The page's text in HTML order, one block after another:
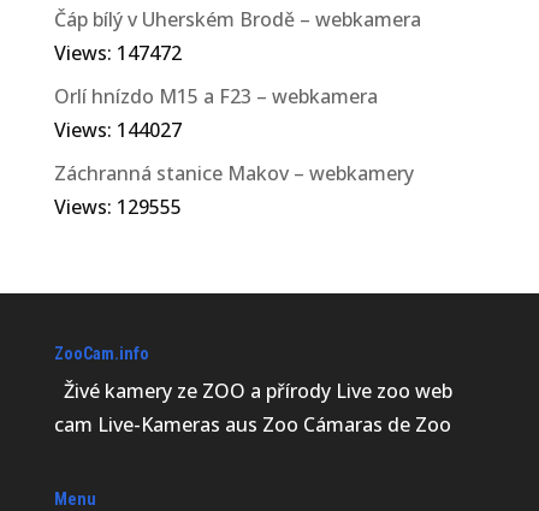
Čáp bílý v Uherském Brodě – webkamera
Views: 147472
Orlí hnízdo M15 a F23 – webkamera
Views: 144027
Záchranná stanice Makov – webkamery
Views: 129555
ZooCam.info
Živé kamery ze ZOO a přírody Live zoo web
cam Live-Kameras aus Zoo Cámaras de Zoo
Menu